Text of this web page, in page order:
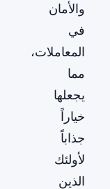
والأمان
في
المعاملات،
مما
يجعلها
خياراً
جذاباً
لأولئك
الذين